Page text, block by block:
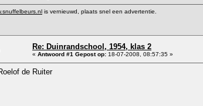
is vernieuwd, plaats snel een advertentie.
Re: Duinrandschool, 1954, klas 2
« Antwoord #1 Gepost op: 18-07-2008, 08:57:35 »
de Ruiter